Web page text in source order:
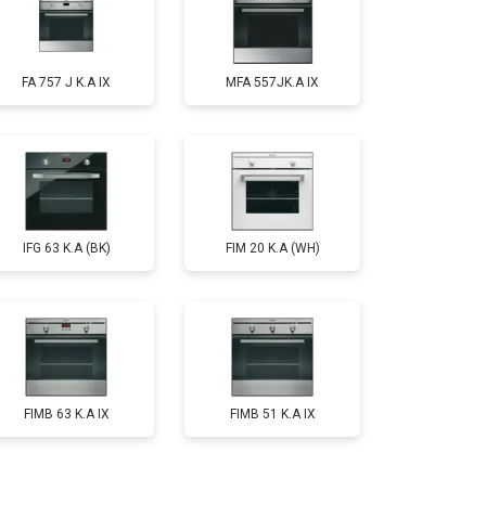
4500 ₽
FA 757 J K.A IX MFA 557JK.A IX
IFG 63 K.A (BK) FIM 20 K.A (WH)
FIMB 63 K.A IX FIMB 51 K.A IX